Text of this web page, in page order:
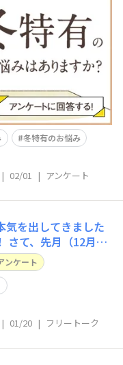
いです🌞さて、今月
て教えてほしいで
くなります😣人前
てしまうので本当に
冬特有のお悩み
| 02/01 | アンケート
気を出してきました
を実施しておりまし
ンケート
| 01/20 | フリートーク